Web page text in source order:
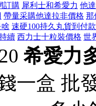
訂購 犀利士和希愛力 他
帶量采購他達拉非價格 那
速硬100持久丸貨到付款
續 西力士十粒裝價格 世
希愛力
一盒 批